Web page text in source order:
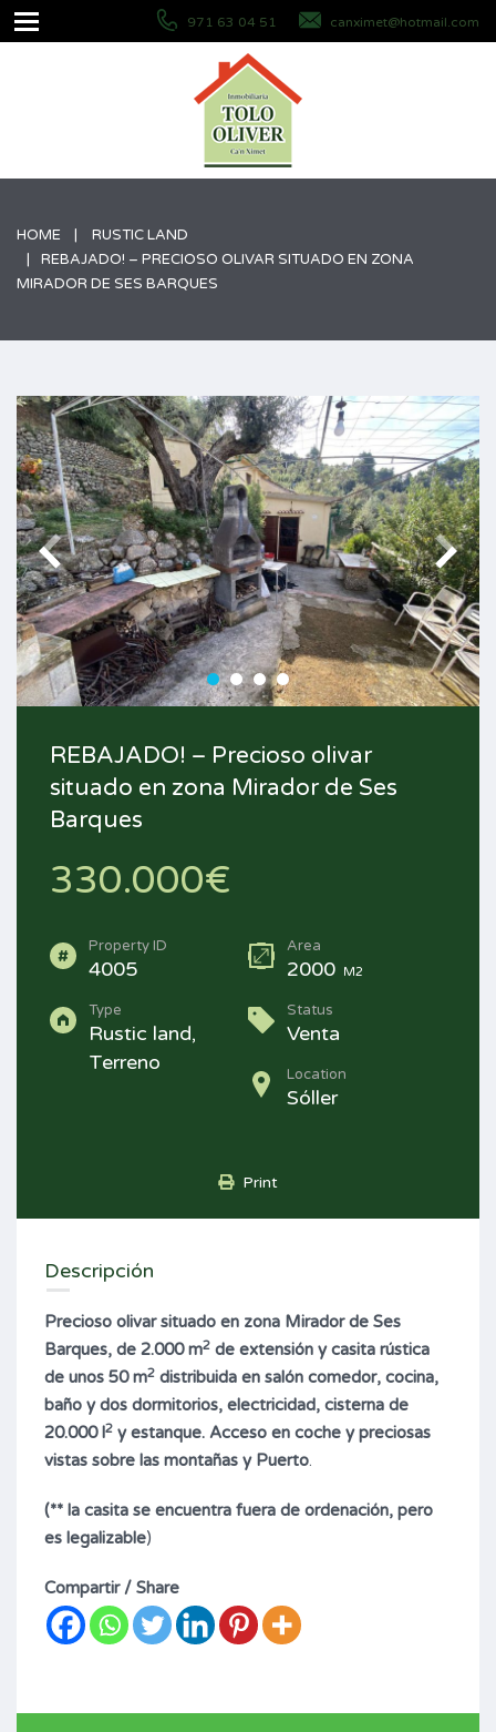
971 63 04 51 canximet@hotmail.com
HOME
RUSTIC LAND
REBAJADO! – PRECIOSO OLIVAR SITUADO EN ZONA
MIRADOR DE SES BARQUES
REBAJADO! – Precioso olivar
situado en zona Mirador de Ses
Barques
330.000€
Property ID
4005
Area
2000 M2
Type
Rustic land,
Terreno
Status
Venta
Location
Sóller
Print
Descripción
Precioso olivar situado en zona Mirador de Ses
Barques, de 2.000 m2 de extensión y casita rústica
de unos 50 m2 distribuida en salón comedor, cocina,
baño y dos dormitorios, electricidad, cisterna de
20.000 l2 y estanque. Acceso en coche y preciosas
vistas sobre las montañas y Puerto.
(** la casita se encuentra fuera de ordenación, pero
es legalizable)
Compartir / Share